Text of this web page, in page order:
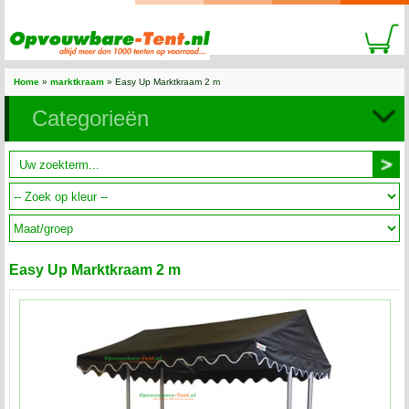
Home » marktkraam » Easy Up Marktkraam 2 m
Categorieën
Easy Up Marktkraam 2 m